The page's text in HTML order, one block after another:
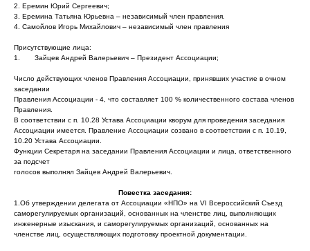
2. Еремин Юрий Сергеевич;
3. Еремина Татьяна Юрьевна – независимый член правления.
4. Самойлов Игорь Михайлович – независимый член правления
Присутствующие лица:
1. Зайцев Андрей Валерьевич – Президент Ассоциации;
Число действующих членов Правления Ассоциации, принявших участие в очном
заседании
Правления Ассоциации - 4, что составляет 100 % количественного состава членов
Правления.
В соответствии с п. 10.28 Устава Ассоциации кворум для проведения заседания
Ассоциации имеется. Правление Ассоциации созвано в соответствии с п. 10.19,
10.20 Устава Ассоциации.
Функции Секретаря на заседании Правления Ассоциации и лица, ответственного
за подсчет
голосов выполнял Зайцев Андрей Валерьевич.
Повестка заседания:
1.Об утверждении делегата от Ассоциации «НПО» на VI Всероссийский Съезд
саморегулируемых организаций, основанных на членстве лиц, выполняющих
инженерные изыскания, и саморегулируемых организаций, основанных на
членстве лиц, осуществляющих подготовку проектной документации.